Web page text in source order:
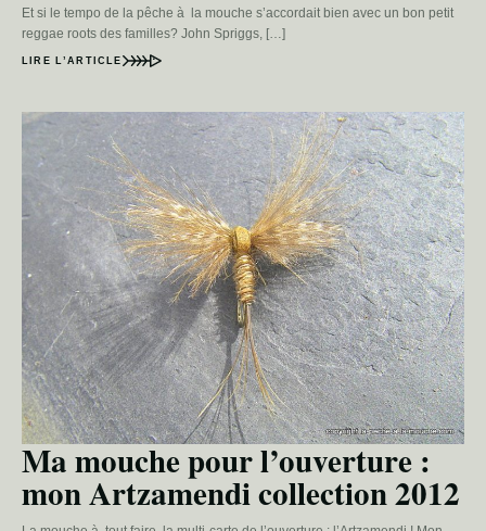
Et si le tempo de la pêche à la mouche s’accordait bien avec un bon petit
reggae roots des familles? John Spriggs, […]
LIRE L’ARTICLE
Ma mouche pour l’ouverture :
mon Artzamendi collection 2012